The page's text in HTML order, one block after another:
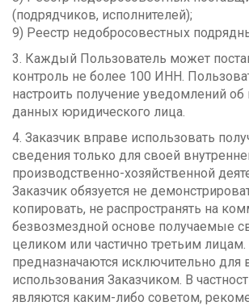
(подрядчиков, исполнителей);
9) Реестр недобросовестных
3. Каждый Пользователь может
контроль не более 100 ИНН.
настроить получение уведомлений
данных юридического лица.
4. Заказчик вправе использовать
сведения только для своей
производственно-хозяйственной
Заказчик обязуется не
копировать, не распространять на
безвозмездной основе получаемые
целиком или частично третьим
предназначаются исключительно для
использования Заказчиком. В
являются каким-либо советом,